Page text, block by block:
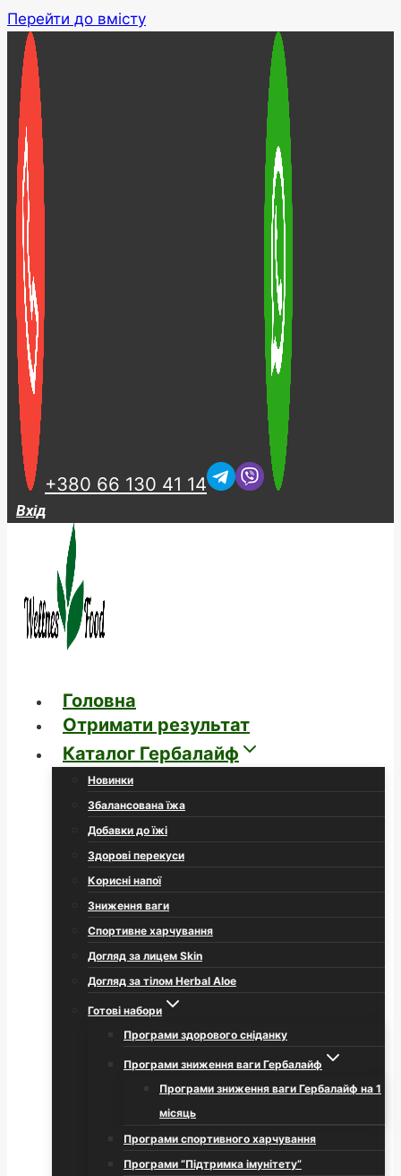
Перейти до вмісту
+380 66 130 41 14
Вхід
Головна
Отримати результат
Каталог Гербалайф
Новинки
Збалансована їжа
Добавки до їжі
Здорові перекуси
Корисні напої
Зниження ваги
Спортивне харчування
Догляд за лицем Skin
Догляд за тілом Herbal Aloe
Готові набори
Програми здорового сніданку
Програми зниження ваги Гербалайф
Програми зниження ваги Гербалайф на 1
місяць
Програми спортивного харчування
Програми “Підтримка імунітету”